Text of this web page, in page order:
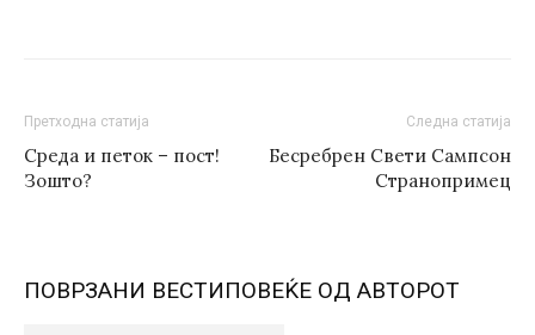
Претходна статија
Среда и петок – пост!
Зошто?
Следна статија
Бесребрен Свети Сампсон
Странопримец
ПОВРЗАНИ ВЕСТИПОВЕЌЕ ОД АВТОРОТ